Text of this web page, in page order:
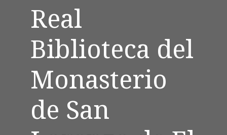
Real
Biblioteca del
Monasterio
de San